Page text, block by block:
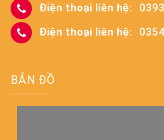
Điện thoại liên hệ:
Điện thoại liên hệ:
BẢN ĐỒ